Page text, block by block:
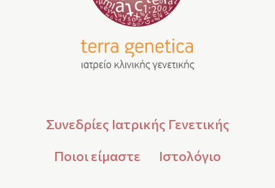
Συνεδρίες Ιατρικής Γενετικής
Ποιοι είμαστε
Ιστολόγιο